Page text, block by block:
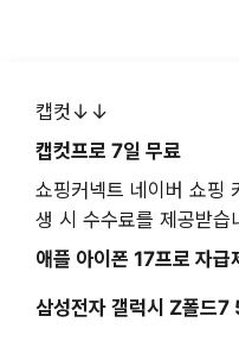
캡컷↓↓
캡컷프로 7일 무료
쇼핑커넥트 네이버 쇼핑
생 시 수수료를 제공받
애플 아이폰 17프로 자
삼성전자 갤럭시 Z폴드7